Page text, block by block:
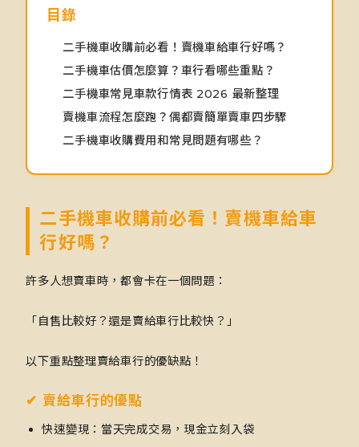
目錄
二手機車收購前必看！賣機車給車行好嗎？
二手機車估價怎麼算？車行看哪些重點？
二手機車常見車款行情表 2026 最新整理
賣機車流程怎麼跑？偶都賣簡單賣車四步驟
二手機車收購費用和常見問題有哪些？
二手機車收購前必看！賣機車給車
行好嗎？
許多人想賣車時，都會卡在一個問題：
「自售比較好？還是賣給車行比較快？」
以下重點整理賣給車行的優缺點！
✔ 賣給車行的優點
快速變現：當天完成交易，現金立刻入袋